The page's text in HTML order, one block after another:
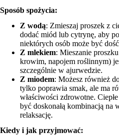
Sposób spożycia:
Z wodą: Zmieszaj proszek z
dodać miód lub cytrynę, aby
niektórych osób może być
Z mlekiem: Mieszanie
krowim, napojem roślinnym)
szczególnie w ajurwedzie.
Z miodem: Możesz również
tylko poprawia smak, ale ma
właściwości zdrowotne.
być doskonałą kombinacją na
relaksację.
Kiedy i jak przyjmować: